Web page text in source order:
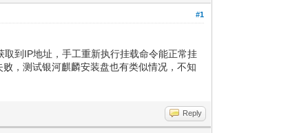
#1
到IP地址，手工重新执行挂载命令能正常挂
，测试银河麒麟安装盘也有类似情况，不知
Reply